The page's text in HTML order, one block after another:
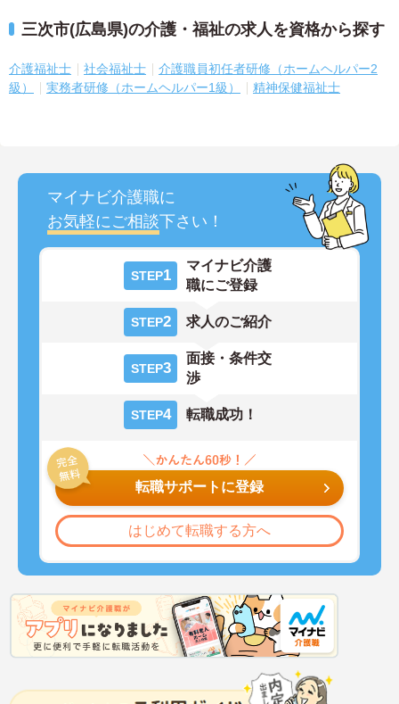
三次市(広島県)の介護・福祉の求人を資格から探す
介護福祉士 社会福祉士
介護職員初任者研修（ホームヘルパー2
級）
実務者研修（ホームヘルパー1級） 精神保健福祉士
マイナビ介護職に
お気軽にご相談下さい！
STEP1
マイナビ介護
職にご登録
STEP2 求人のご紹介
STEP3
面接・条件交
渉
STEP4 転職成功！
転職サポートに登録
はじめて転職する方へ